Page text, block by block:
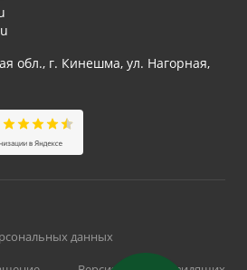
обл., г. Кинешма, ул. Нагорная,
данных